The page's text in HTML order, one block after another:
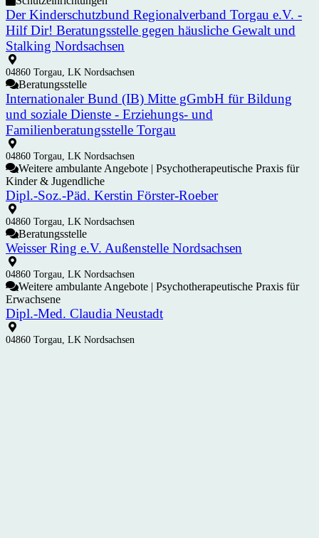
Der Kinderschutzbund Regionalverband Torgau e.V. -
Hilf Dir! Beratungsstelle gegen häusliche Gewalt und
Stalking Nordsachsen
04860 Torgau, LK Nordsachsen
Beratungsstelle
Internationaler Bund (IB) Mitte gGmbH für Bildung
und soziale Dienste - Erziehungs- und
Familienberatungsstelle Torgau
04860 Torgau, LK Nordsachsen
Weitere ambulante Angebote | Psychotherapeutische Praxis für
Kinder & Jugendliche
Dipl.-Soz.-Päd. Kerstin Förster-Roeber
04860 Torgau, LK Nordsachsen
Beratungsstelle
Weisser Ring e.V. Außenstelle Nordsachsen
04860 Torgau, LK Nordsachsen
Weitere ambulante Angebote | Psychotherapeutische Praxis für
Erwachsene
Dipl.-Med. Claudia Neustadt
04860 Torgau, LK Nordsachsen